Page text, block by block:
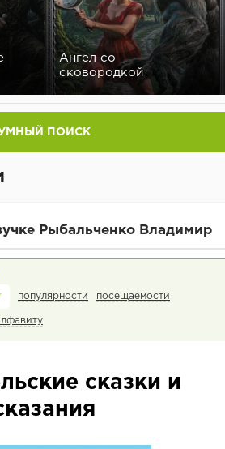
Ангел со
сковородкой
ПОИСК
Рыбальченко Владимир
популярности посещаемости
сказки и